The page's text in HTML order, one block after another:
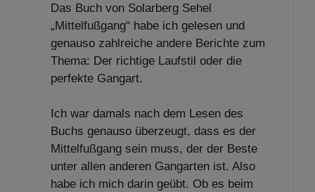
Das Buch von Solarberg Sehel
„Mittelfußgang“ habe ich gelesen und
genauso zahlreiche andere Berichte zum
Thema: Der richtige Laufstil oder die
perfekte Gangart.
Ich war damals nach dem Lesen des
Buchs genauso überzeugt, dass es der
Mittelfußgang sein muss, der der Beste
unter allen anderen Gangarten ist. Also
habe ich mich darin geübt. Ob es beim